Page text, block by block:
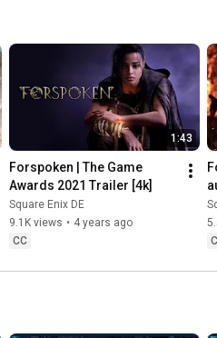
1:43
Forspoken | The Game
Awards 2021 Trailer [4k]
Square Enix DE
9.1K views • 4 years ago
CC